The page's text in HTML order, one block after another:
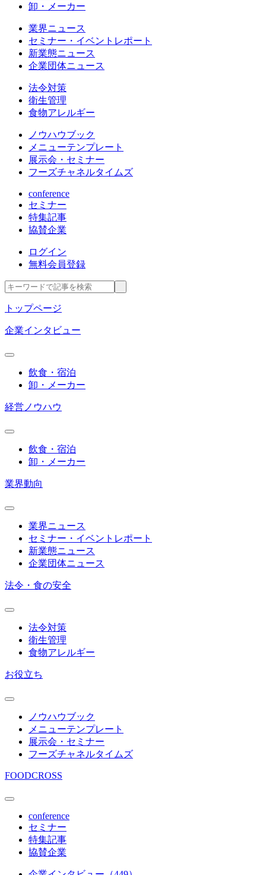
卸・メーカー
業界ニュース
セミナー・イベントレポート
新業態ニュース
企業団体ニュース
法令対策
衛生管理
食物アレルギー
ノウハウブック
メニューテンプレート
展示会・セミナー
フーズチャネルタイムズ
conference
セミナー
特集記事
協賛企業
ログイン
無料会員登録
トップページ
企業インタビュー
飲食・宿泊
卸・メーカー
経営ノウハウ
飲食・宿泊
卸・メーカー
業界動向
業界ニュース
セミナー・イベントレポート
新業態ニュース
企業団体ニュース
法令・食の安全
法令対策
衛生管理
食物アレルギー
お役立ち
ノウハウブック
メニューテンプレート
展示会・セミナー
フーズチャネルタイムズ
FOODCROSS
conference
セミナー
特集記事
協賛企業